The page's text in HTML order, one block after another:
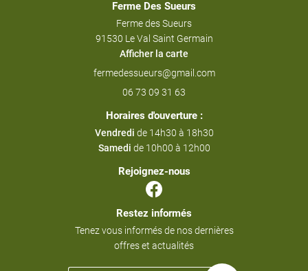
Ferme Des Sueurs
Ferme des Sueurs
91530 Le Val Saint Germain
Afficher la carte
06 73 09 31 63
Horaires d'ouverture :
Vendredi de 14h30 à 18h30
Samedi de 10h00 à 12h00
Rejoignez-nous
Restez informés
Tenez vous informés de nos dernières
offres et actualités